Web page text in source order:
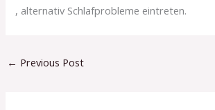
, alternativ Schlafprobleme eintreten.
← Previous Post